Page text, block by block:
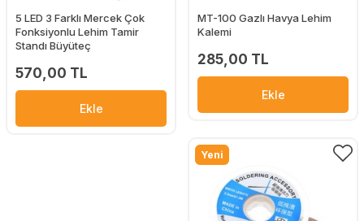
5 LED 3 Farklı Mercek Çok
Fonksiyonlu Lehim Tamir
Standı Büyüteç
570,00 TL
Ekle
MT-100 Gazlı Havya Lehim
Kalemi
285,00 TL
Ekle
Yeni